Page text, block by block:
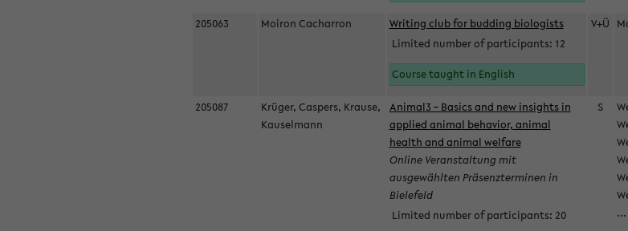
205063 Moiron Cacharron
Writing club for budding biologists
Limited number of participants: 12
Course taught in English
V+Ü
205087
Krüger, Caspers, Krause,
Kauselmann
Animal3 – Basics and new insights in
applied animal behavior, animal
health and animal welfare
Online Veranstaltung mit
ausgewählten Präsenzterminen in
Bielefeld
Limited number of participants: 20
S
...